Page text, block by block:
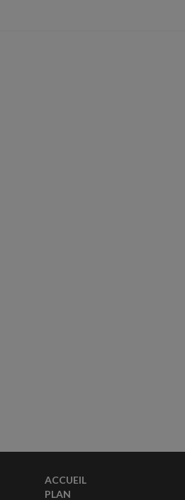
ACCUEIL
PLAN